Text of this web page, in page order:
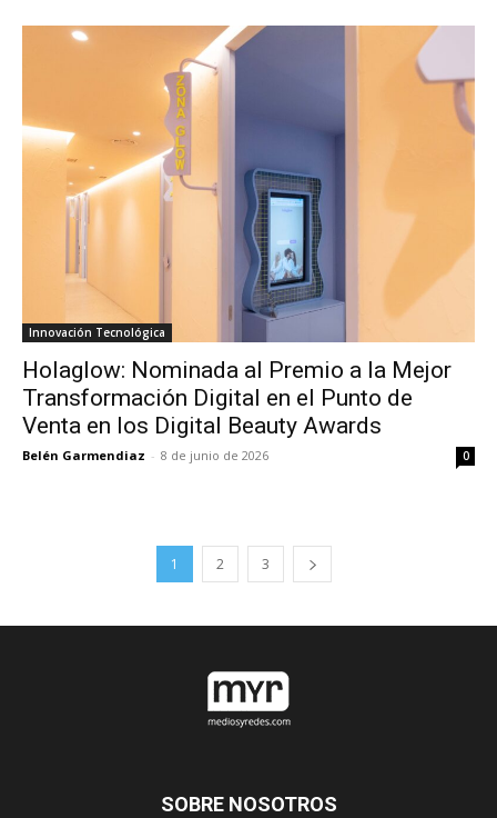
Innovación Tecnológica
Holaglow: Nominada al Premio a la Mejor
Transformación Digital en el Punto de
Venta en los Digital Beauty Awards
Belén Garmendiaz - 8 de junio de 2026 0
1 2 3
SOBRE NOSOTROS